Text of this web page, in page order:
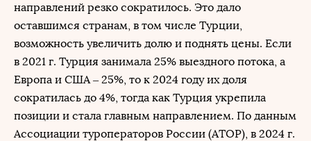
направлений резко сократилось. Это дало
оставшимся странам, в том числе Турции,
возможность увеличить долю и поднять цены. Если
в 2021 г. Турция занимала 25% выездного потока, а
Европа и США – 25%, то к 2024 году их доля
сократилась до 4%, тогда как Турция укрепила
позиции и стала главным направлением. По данным
Ассоциации туроператоров России (АТОР), в 2024 г.